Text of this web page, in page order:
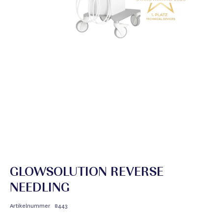
GLOWSOLUTION REVERSE
NEEDLING
Artikelnummer 8443